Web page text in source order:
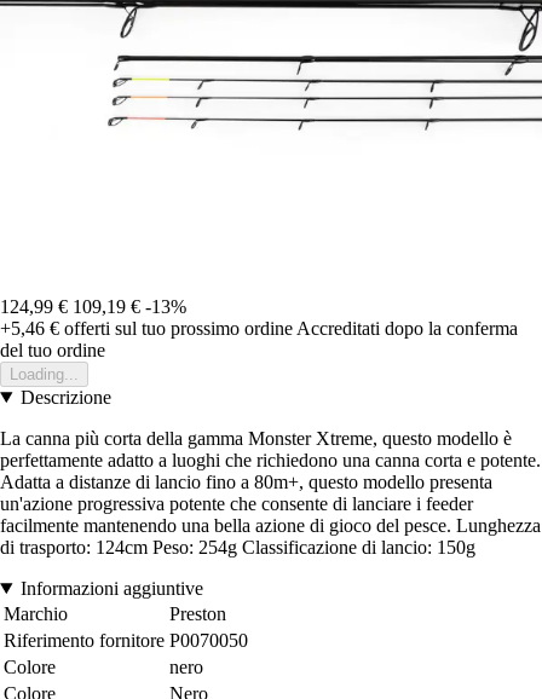
124,99 € 109,19 € -13%
+5,46 € offerti sul tuo prossimo ordine Accreditati dopo la conferma
del tuo ordine
Loading...
Descrizione
La canna più corta della gamma Monster Xtreme, questo modello è
perfettamente adatto a luoghi che richiedono una canna corta e potente.
Adatta a distanze di lancio fino a 80m+, questo modello presenta
un'azione progressiva potente che consente di lanciare i feeder
facilmente mantenendo una bella azione di gioco del pesce. Lunghezza
di trasporto: 124cm Peso: 254g Classificazione di lancio: 150g
Informazioni aggiuntive
Marchio
Preston
Riferimento fornitore P0070050
Colore
nero
Colore
Nero